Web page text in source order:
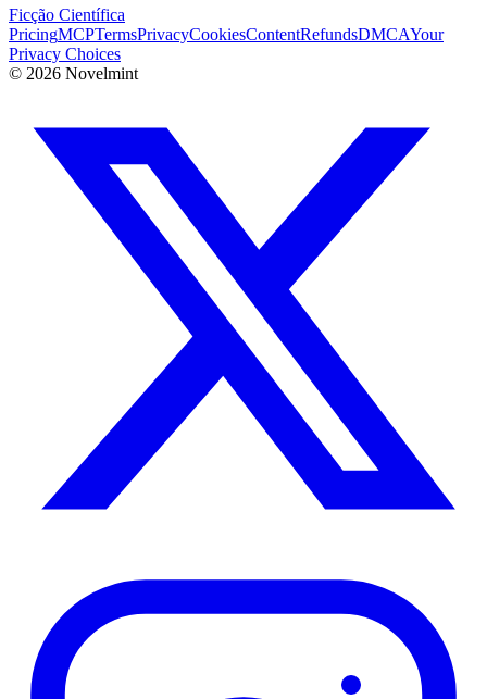
Ficção Científica
PricingMCPTermsPrivacyCookiesContentRefundsDMCAYour
Privacy Choices
© 2026 Novelmint